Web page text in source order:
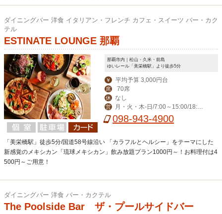
ダイニングバー 洋食 イタリアン・フレンチ カフェ・スイーツ バー・カク
テル
ESTINATE LOUNGE 那覇
那覇市内｜松山・久米・前島
ゆいレール「美栄橋駅」より徒歩5分
￥ 平均予算 3,000円台
席 70席
休 なし
営
月・火・木-日/7:00～15:00/18:00
～23:00(料理L.O. 22:00) 毎週水曜日は
098-943-4900
「美栄橋駅」徒歩5分/国道58号線沿い 「カラフルとヘルシー」をテーマにした
新感覚のメキシカン「琉球メキシカン」飲み放題プラン1000円～！お料理付は4
500円～ご用意！
ダイニングバー 洋食 バー・カクテル
The Poolside Bar ザ・プールサイドバー